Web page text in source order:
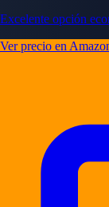
Excelente opción
Ver precio en